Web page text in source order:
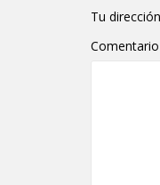
Tu
Comentario